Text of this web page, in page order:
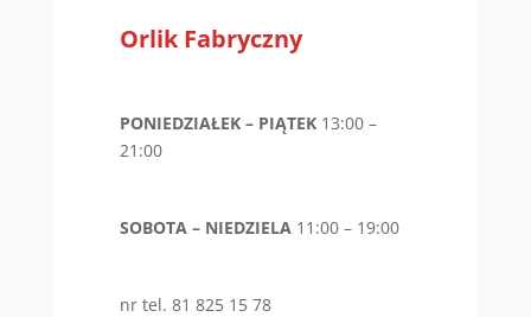
Orlik Fabryczny
PONIEDZIAŁEK – PIĄTEK13:00 –
21:00
SOBOTA – NIEDZIELA 11:00 – 19:00
nr tel. 81 825 15 78